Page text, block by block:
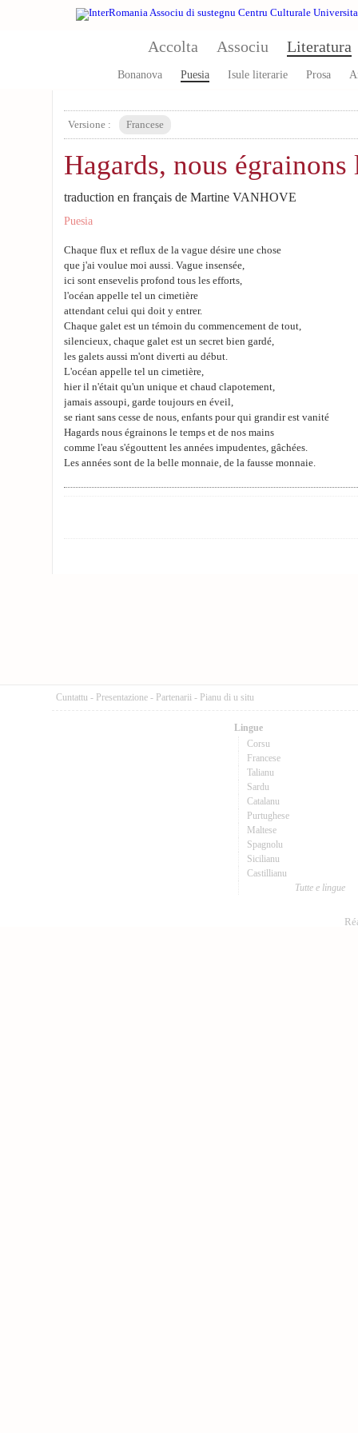
Accolta Associu Literatura
Bonanova Puesia Isule literarie Prosa
Versione : Francese
Hagards, nous égrainons
traduction en français de Martine VANHOVE
Puesia
Chaque flux et reflux de la vague désire une chose
que j'ai voulue moi aussi. Vague insensée,
ici sont ensevelis profond tous les efforts,
l'océan appelle tel un cimetière
attendant celui qui doit y entrer.
Chaque galet est un témoin du commencement de tout,
silencieux, chaque galet est un secret bien gardé,
les galets aussi m'ont diverti au début.
L'océan appelle tel un cimetière,
hier il n'était qu'un unique et chaud clapotement,
jamais assoupi, garde toujours en éveil,
se riant sans cesse de nous, enfants pour qui grandir est vanité
Hagards nous égrainons le temps et de nos mains
comme l'eau s'égouttent les années impudentes, gâchées.
Les années sont de la belle monnaie, de la fausse monnaie.
Cuntattu - Presentazione - Partenarii - Pianu di u situ
Lingue
Corsu
Francese
Talianu
Sardu
Catalanu
Purtughese
Maltese
Spagnolu
Sicilianu
Castillianu
Tutte e lingue